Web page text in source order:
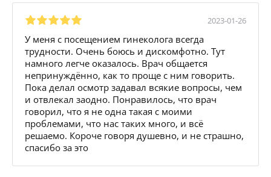
2023-01-26
У меня с посещением гинеколога всегда
трудности. Очень боюсь и дискомфотно. Тут
намного легче оказалось. Врач общается
непринуждённо, как то проще с ним говорить.
Пока делал осмотр задавал всякие вопросы, чем
и отвлекал заодно. Понравилось, что врач
говорил, что я не одна такая с моими
проблемами, что нас таких много, и всё
решаемо. Короче говоря душевно, и не страшно,
спасибо за это